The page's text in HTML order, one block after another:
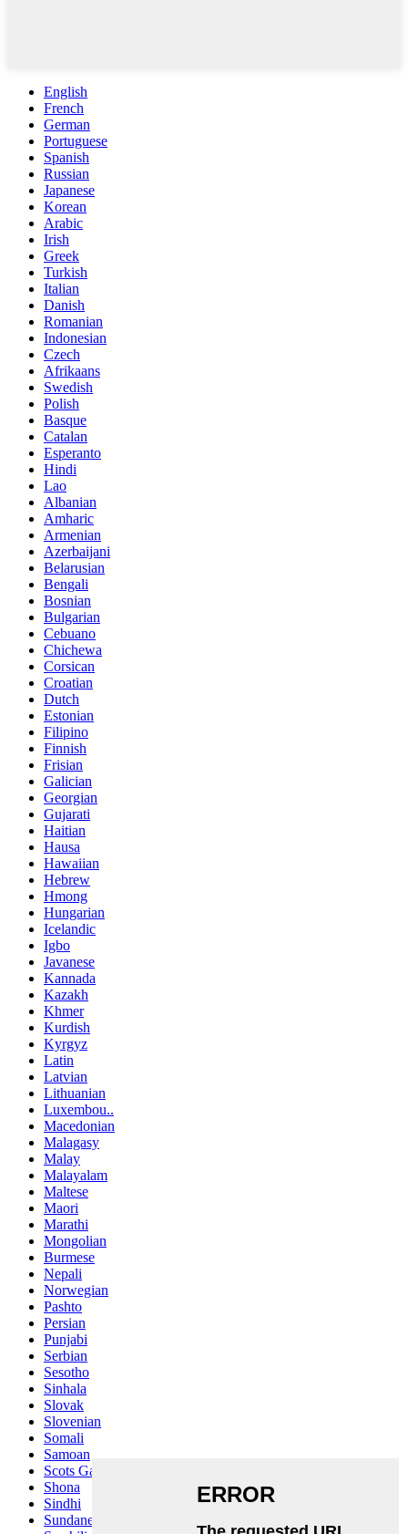
English
French
German
Portuguese
Spanish
Russian
Japanese
Korean
Arabic
Irish
Greek
Turkish
Italian
Danish
Romanian
Indonesian
Czech
Afrikaans
Swedish
Polish
Basque
Catalan
Esperanto
Hindi
Lao
Albanian
Amharic
Armenian
Azerbaijani
Belarusian
Bengali
Bosnian
Bulgarian
Cebuano
Chichewa
Corsican
Croatian
Dutch
Estonian
Filipino
Finnish
Frisian
Galician
Georgian
Gujarati
Haitian
Hausa
Hawaiian
Hebrew
Hmong
Hungarian
Icelandic
Igbo
Javanese
Kannada
Kazakh
Khmer
Kurdish
Kyrgyz
Latin
Latvian
Lithuanian
Luxembou..
Macedonian
Malagasy
Malay
Malayalam
Maltese
Maori
Marathi
Mongolian
Burmese
Nepali
Norwegian
Pashto
Persian
Punjabi
Serbian
Sesotho
Sinhala
Slovak
Slovenian
Somali
Samoan
Scots Gaelic
Shona
Sindhi
Sundanese